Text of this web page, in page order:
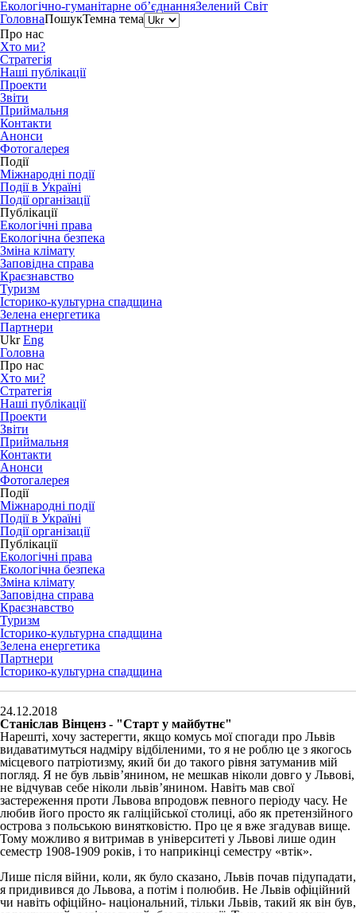
Екологічно-гуманітарне об’єднанняЗелений Світ
ГоловнаПошукТемна тема
Про нас
Хто ми?
Стратегія
Наші публікації
Проекти
Звіти
Приймальня
Контакти
Анонси
Фотогалерея
Події
Міжнародні події
Події в Україні
Події організації
Публікації
Екологічні права
Екологічна безпека
Зміна клімату
Заповідна справа
Краєзнавство
Туризм
Історико-культурна спадщина
Зелена енергетика
Партнери
Ukr Eng
Головна
Про нас
Хто ми?
Стратегія
Наші публікації
Проекти
Звіти
Приймальня
Контакти
Анонси
Фотогалерея
Події
Міжнародні події
Події в Україні
Події організації
Публікації
Екологічні права
Екологічна безпека
Зміна клімату
Заповідна справа
Краєзнавство
Туризм
Історико-культурна спадщина
Зелена енергетика
Партнери
Історико-культурна спадщина
24.12.2018
Станіслав Вінценз - "Старт у майбутнє"
Нарешті, хочу застерегти, якщо комусь мої спогади про Львів
видаватимуться надміру відбіленими, то я не роблю це з якогось
місцевого патріотизму, який би до такого рівня затуманив мій
погляд. Я не був львів’янином, не мешкав ніколи довго у Львові,
не відчував себе ніколи львів’янином. Навіть мав свої
застереження проти Львова впродовж певного періоду часу. Не
любив його просто як галіційської столиці, або як претензійного
острова з польською винятковістю. Про це я вже згадував вище.
Тому можливо я витримав в університеті у Львові лише один
семестр 1908-1909 років, і то наприкінці семестру «втік».
Лише після війни, коли, як було сказано, Львів почав підупадати,
я придивився до Львова, а потім і полюбив. Не Львів офіційний
чи навіть офіційно- національний, тільки Львів, такий як він був,